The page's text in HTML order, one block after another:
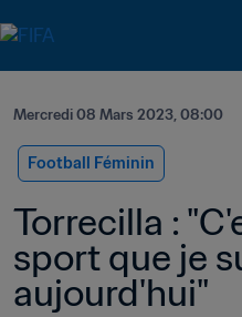
Mercredi 08 Mars 2023, 08:00
Football Féminin
Torrecilla :
sport que je
aujourd'hui"